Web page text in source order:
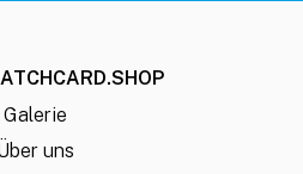
Galerie
uns